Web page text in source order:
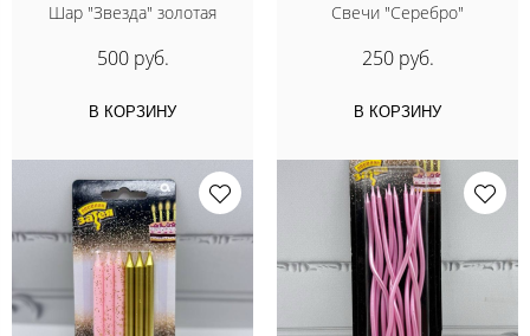
Шар "Звезда" золотая
500 руб.
В КОРЗИНУ
Свечи "Серебро"
250 руб.
В КОРЗИНУ